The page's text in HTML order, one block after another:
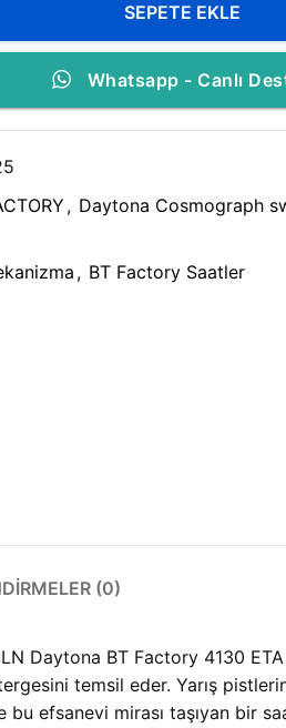
SEPETE EKLE
Whatsapp - Canlı
, Daytona Cosmograph
, BT Factory Saatler
(0)
Daytona BT Factory 4130
temsil eder. Yarış
efsanevi mirası taşıyan bir